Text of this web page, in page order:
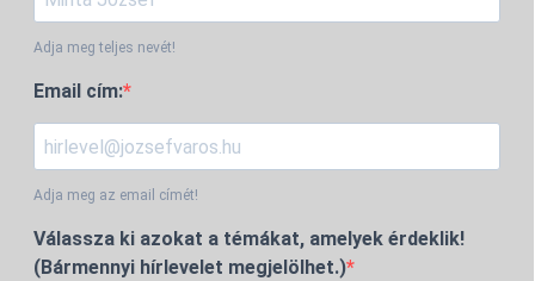
Adja meg teljes nevét!
Email cím:
Adja meg az email címét!
Válassza ki azokat a témákat, amelyek érdeklik!
(Bármennyi hírlevelet megjelölhet.)